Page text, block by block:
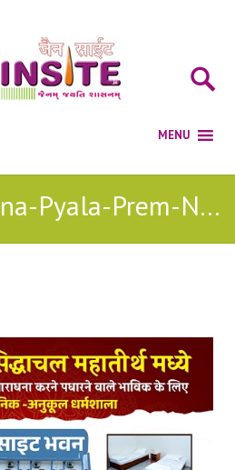
Tara-Re-Nayana-Pyala-Prem-Na-Bharya-Re jain bhajan